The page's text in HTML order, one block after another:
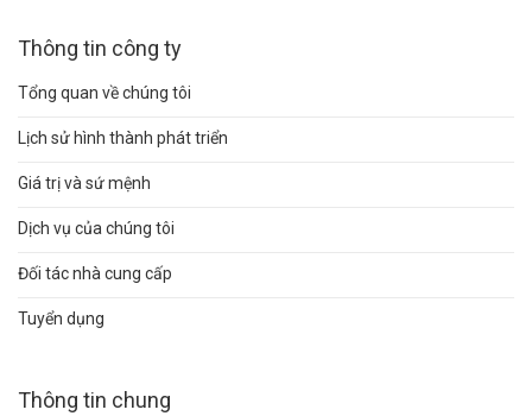
Thông tin công ty
Tổng quan về chúng tôi
Lịch sử hình thành phát triển
Giá trị và sứ mệnh
Dịch vụ của chúng tôi
Đối tác nhà cung cấp
Tuyển dụng
Thông tin chung